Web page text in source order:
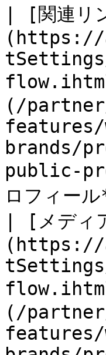
| [関連リ
(https://
(/
brands/
public-
ロフィ
| [メディ
(https://
(/